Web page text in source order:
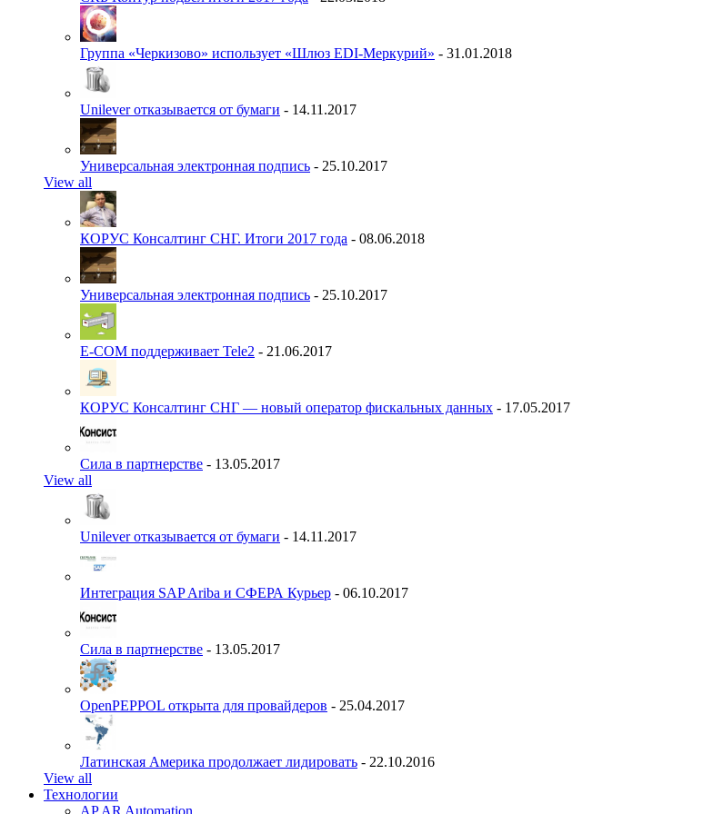
Группа «Черкизово» использует «Шлюз EDI-Меркурий» - 31.01.2018
Unilever отказывается от бумаги - 14.11.2017
Универсальная электронная подпись - 25.10.2017
View all
КОРУС Консалтинг СНГ. Итоги 2017 года - 08.06.2018
Универсальная электронная подпись - 25.10.2017
E-COM поддерживает Tele2 - 21.06.2017
КОРУС Консалтинг СНГ — новый оператор фискальных данных - 17.05.2017
Сила в партнерстве - 13.05.2017
View all
Unilever отказывается от бумаги - 14.11.2017
Интеграция SAP Ariba и СФЕРА Курьер - 06.10.2017
Сила в партнерстве - 13.05.2017
OpenPEPPOL открыта для провайдеров - 25.04.2017
Латинская Америка продолжает лидировать - 22.10.2016
View all
Технологии